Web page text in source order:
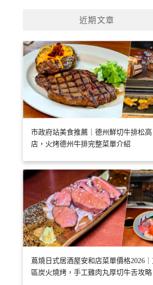
近期文章
市政府站美食推薦｜德州鮮切牛排松高
店，火烤德州牛排完整菜單介紹
蔦燒日式居酒屋安和店菜單價格2026
區炭火燒烤，手工雞肉丸厚切牛舌攻略